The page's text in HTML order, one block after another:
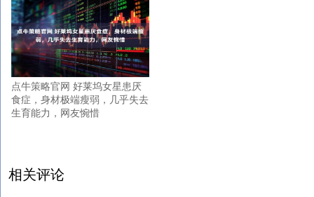
点牛策略官网 好莱坞女星患厌
食症，身材极端瘦弱，几乎失去
生育能力，网友惋惜
相关评论